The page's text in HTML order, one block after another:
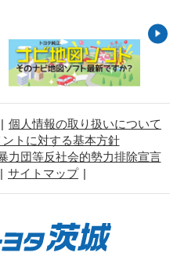
個人情報の取り扱いについて
トに対する基本方針
力団等反社会的勢力排除宣言
サイトマップ